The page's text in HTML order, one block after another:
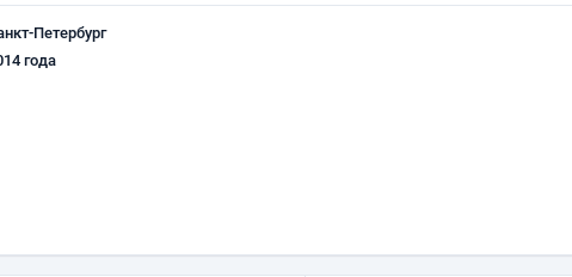
Петербург
года